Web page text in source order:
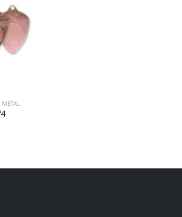
METAL